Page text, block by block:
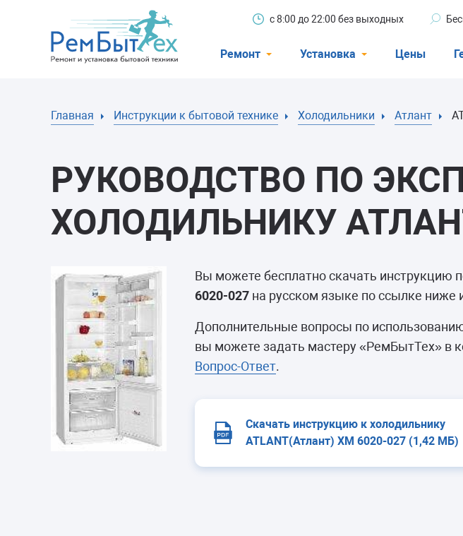
с 8:00 до 22:00 без выходных
Ремонт
Стиральные машины
Телевизоры
Варочные панели
Духовные шкафы
Сушильные машины
Установка
Посудомоечные машины
Цены
Главная Инструкции к бытовой технике Холодильники Атлант
РУКОВОДСТВО ПО
ХОЛОДИЛЬНИКУ
Вы можете бесплатно скачать инструкцию
6020-027 на русском языке по ссылке ниже
Дополнительные вопросы по
вы можете задать мастеру «РемБытТех» в
Вопрос-Ответ.
Скачать инструкцию к холодильнику
ATLANT(Атлант) ХМ 6020-027 (1,42 МБ)